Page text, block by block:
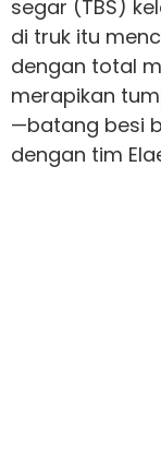
segar (TBS)
di truk itu
dengan total
merapikan
—batang besi
dengan tim